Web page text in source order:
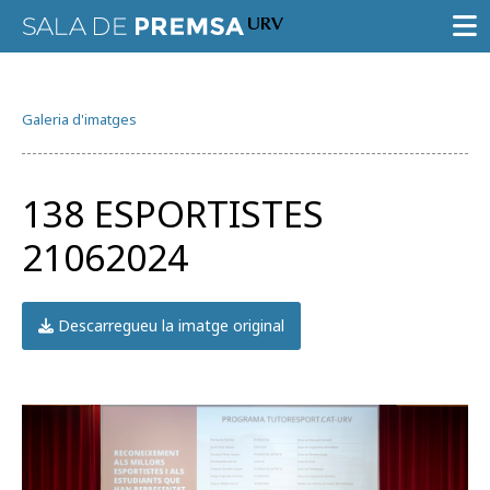
GALERIA D’IMATGES
GUIA D’ESPECIALISTES
AGENDA URV
Prova la cerca avançada
Galeria d'imatges
138 ESPORTISTES
21062024
Descarregueu la imatge original